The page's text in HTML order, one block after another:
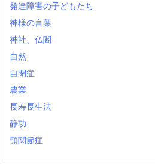
発達障害の子どもたち
神様の言葉
神社、仏閣
自然
自閉症
農業
長寿長生法
静功
顎関節症